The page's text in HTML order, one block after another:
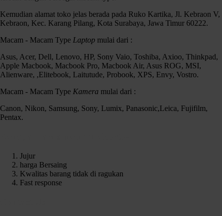
Kemudian alamat toko jelas berada pada Ruko Kartika, Jl. Kebraon V,
Kebraon, Kec. Karang Pilang, Kota Surabaya, Jawa Timur 60222.
Macam - Macam Type Laptop mulai dari :
Asus, Acer, Dell, Lenovo, HP, Sony Vaio, Toshiba, Axioo, Thinkpad,
Apple Macbook, Macbook Pro, Macbook Air, Asus ROG, MSI,
Alienware, ,Elitebook, Laitutude, Probook, XPS, Envy, Vostro.
Macam - Macam Type Kamera mulai dari :
Canon, Nikon, Samsung, Sony, Lumix, Panasonic,Leica, Fujifilm,
Pentax.
Jujur
harga Bersaing
Kwalitas barang tidak di ragukan
Fast response